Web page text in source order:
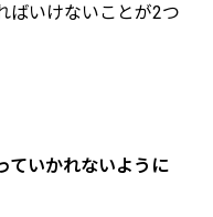
ばいけないことが2つ
ていかれないように